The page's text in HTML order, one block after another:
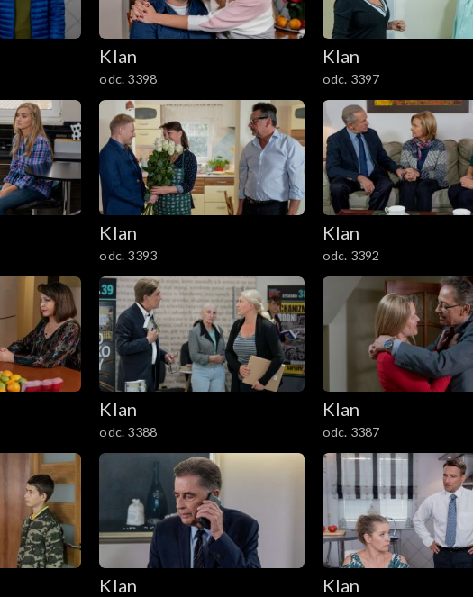
Klan
odc. 3398
Klan
odc. 3397
Klan
odc. 3393
Klan
odc. 3392
Klan
odc. 3388
Klan
odc. 3387
Klan Klan